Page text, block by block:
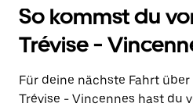
So kommst du
Trévise -
Für deine nächste Fahrt über
Trévise - Vincennes hast du